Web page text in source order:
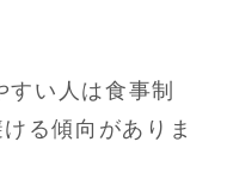
い人は食事制
る傾向がありま